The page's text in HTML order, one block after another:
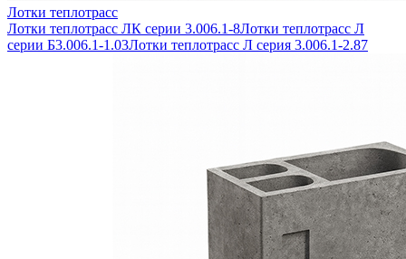
Лотки теплотрасс
Лотки теплотрасс ЛК серии 3.006.1-8Лотки теплотрасс Л
серии Б3.006.1-1.03Лотки теплотрасс Л серия 3.006.1-2.87